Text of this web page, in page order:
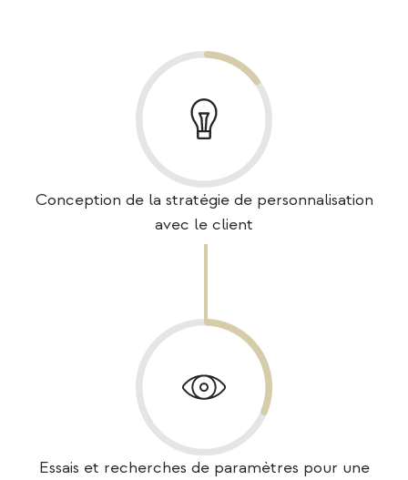
Conception de la stratégie de personnalisation
avec le client
Essais et recherches de paramètres pour une